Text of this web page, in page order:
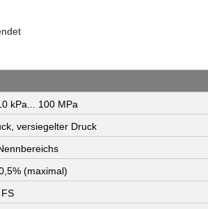
kPa... 100 MPa
versiegelter Druck
(maximal)